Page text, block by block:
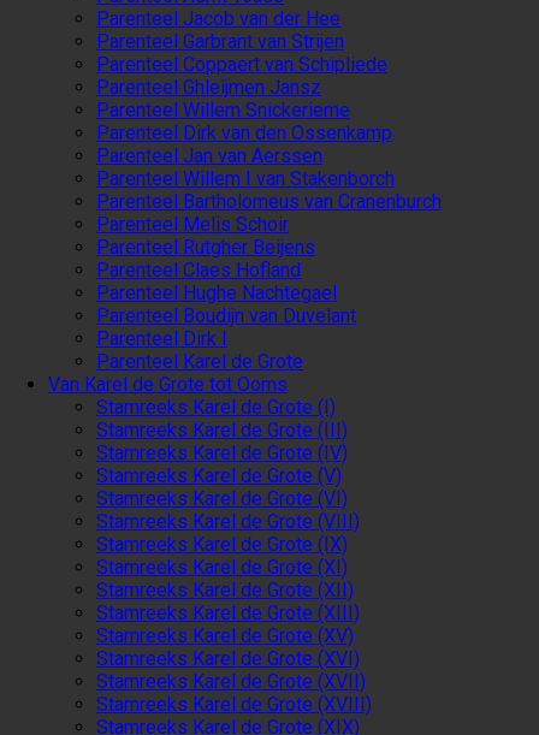
Parenteel Jacob van der Hee
Parenteel Garbrant van Strijen
Parenteel Coppaert van Schipliede
Parenteel Ghleijmen Jansz
Parenteel Willem Snickerieme
Parenteel Dirk van den Ossenkamp
Parenteel Jan van Aerssen
Parenteel Willem I van Stakenborch
Parenteel Bartholomeus van Cranenburch
Parenteel Melis Schoir
Parenteel Rutgher Beijens
Parenteel Claes Hofland
Parenteel Hughe Nachtegael
Parenteel Boudijn van Duvelant
Parenteel Dirk I
Parenteel Karel de Grote
Van Karel de Grote tot Ooms
Stamreeks Karel de Grote (I)
Stamreeks Karel de Grote (III)
Stamreeks Karel de Grote (IV)
Stamreeks Karel de Grote (V)
Stamreeks Karel de Grote (VI)
Stamreeks Karel de Grote (VIII)
Stamreeks Karel de Grote (IX)
Stamreeks Karel de Grote (XI)
Stamreeks Karel de Grote (XII)
Stamreeks Karel de Grote (XIII)
Stamreeks Karel de Grote (XV)
Stamreeks Karel de Grote (XVI)
Stamreeks Karel de Grote (XVII)
Stamreeks Karel de Grote (XVIII)
Stamreeks Karel de Grote (XIX)